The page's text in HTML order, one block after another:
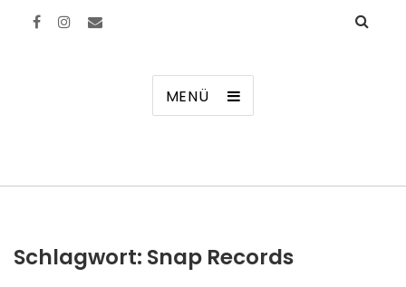
MENÜ
Schlagwort: Snap Records